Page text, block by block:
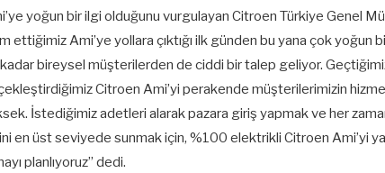
yoğun bir ilgi olduğunu vurgulayan Citroen Türkiye Genel
ettiğimiz Ami’ye yollara çıktığı ilk günden bu yana çok yoğun
kadar bireysel müşterilerden de ciddi bir talep geliyor.
Citroen Ami’yi perakende müşterilerimizin
İstediğimiz adetleri alarak pazara giriş yapmak ve her
üst seviyede sunmak için, %100 elektrikli Citroen Ami’yi
planlıyoruz” dedi.